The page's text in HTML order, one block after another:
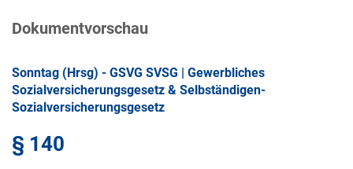
Dokumentvorschau
Sonntag (Hrsg) - GSVG SVSG | Gewerbliches
Sozialversicherungsgesetz & Selbständigen-
Sozialversicherungsgesetz
§ 140